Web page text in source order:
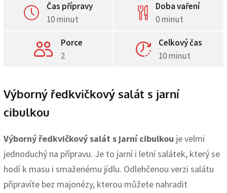
Čas přípravy
10 minut
Doba vaření
0 minut
Porce
2
Celkový čas
10 minut
Výborný ředkvičkový salát s jarní
cibulkou
Výborný ředkvičkový salát s jarní cibulkou je velmi
jednoduchý na přípravu. Je to jarní i letní salátek, který se
hodí k masu i smaženému jídlu. Odlehčenou verzi salátu
připravíte bez majonézy, kterou můžete nahradit